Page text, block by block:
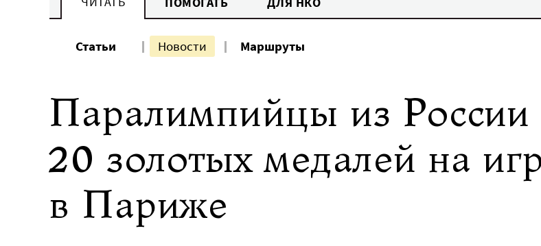
Статьи Новости Маршруты
Паралимпийцы из России
20 золотых медалей на
в Париже